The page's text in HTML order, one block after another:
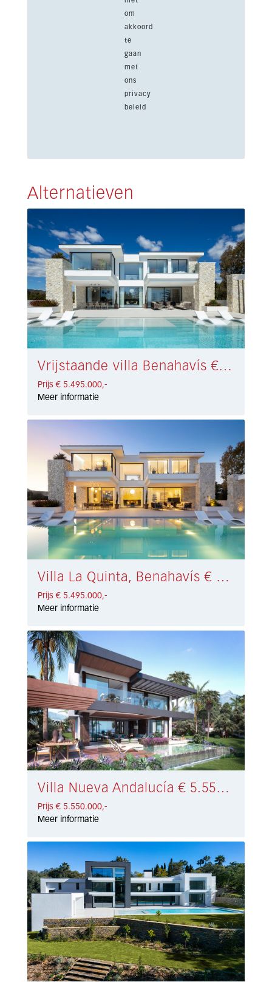
om
akkoord
te
gaan
met
ons
privacy
beleid
Alternatieven
Vrijstaande villa Benahavís € 5.495.000,-
Prijs € 5.495.000,-
Meer informatie
Villa La Quinta, Benahavís € 5.495.000,-
Prijs € 5.495.000,-
Meer informatie
Villa Nueva Andalucía € 5.550.000,-
Prijs € 5.550.000,-
Meer informatie